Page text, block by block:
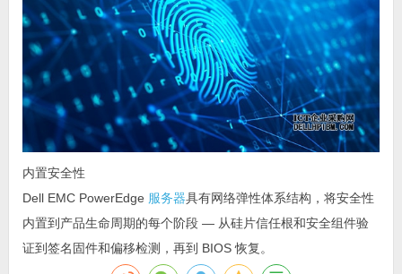
内置安全性
Dell EMC PowerEdge 服务器具有网络弹性体系结构，将安全性
内置到产品生命周期的每个阶段 — 从硅片信任根和安全组件验
证到签名固件和偏移检测，再到 BIOS 恢复。